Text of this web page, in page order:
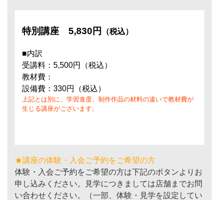
特別講座 5,830円 （税込）
■内訳
受講料：5,500円（税込）
教材費：
設備費：330円（税込）
上記とは別に、学習進度、制作作品の材料の違いで教材費が
生じる講座がございます。
★講座の体験・入会ご予約をご希望の方
体験・入会ご予約をご希望の方は下記のボタンよりお
申し込みください。見学につきましては店舗までお問
い合わせください。（一部、体験・見学を設定してい